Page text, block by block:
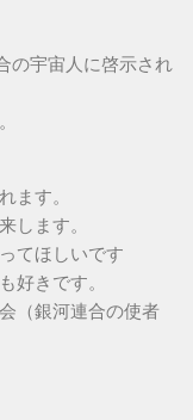
の宇宙人に啓示され
ます。
します。
てほしいです
好きです。
（銀河連合の使者